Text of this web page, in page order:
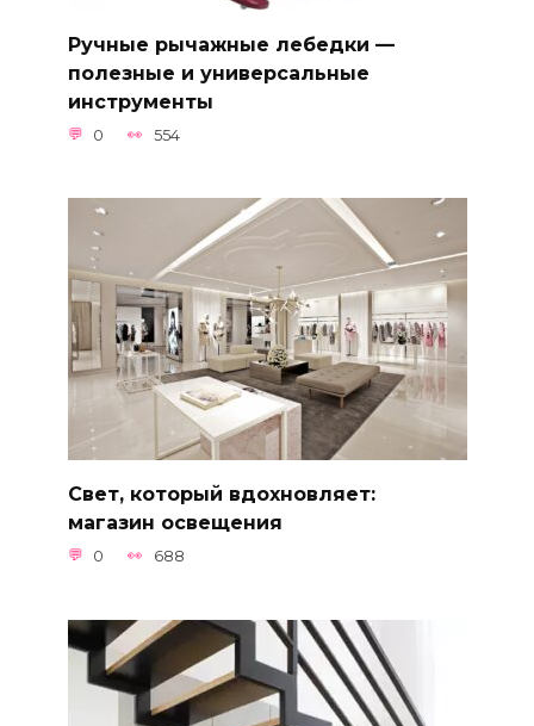
Ручные рычажные лебедки —
полезные и универсальные
инструменты
0 554
Свет, который вдохновляет:
магазин освещения
0 688